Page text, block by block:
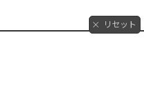
リセット